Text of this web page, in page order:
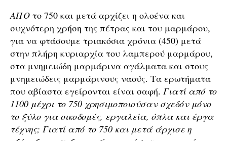
ΑΠΟ το 750 και μετά αρχίζει η ολοένα και
συχνότερη χρήση της πέτρας και του μαρμάρου,
για να φτάσουμε τριακόσια χρόνια (450) μετά
στην πλήρη κυριαρχία του λαμπερού μαρμάρου,
στα μνημειώδη μαρμάρινα αγάλματα και στους
μνημειώδεις μαρμάρινους ναούς. Τα ερωτήματα
που αβίαστα εγείρονται είναι σαφή. Γιατί από το
1100 μέχρι το 750 χρησιμοποιούσαν σχεδόν μόνο
το ξύλο για οικοδομές, εργαλεία, όπλα και έργα
τέχνης; Γιατί από το 750 και μετά άρχισε η